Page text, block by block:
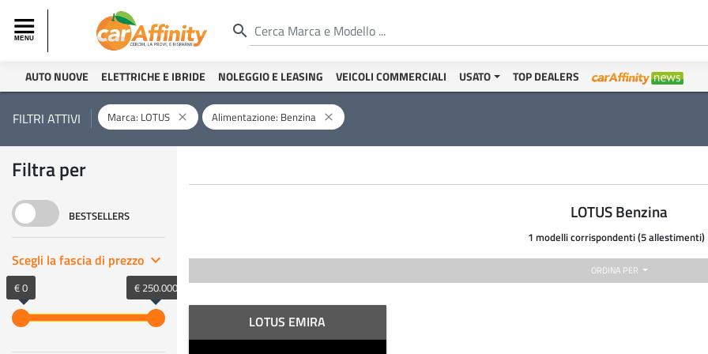
search
AUTO NUOVE ELETTRICHE E IBRIDE NOLEGGIO E LEASING VEICOLI COMMERCIALI USATO TOP DEALERS
FILTRI ATTIVI Marca: LOTUS close Alimentazione: Benzina close
Filtra per
BESTSELLERS
Scegli la fascia di prezzo keyboard_arrow_right
€ 0 € 250.000
LOTUS Benzina
1 modelli corrispondenti (5 allestimenti)
ORDINA PER
LOTUS EMIRA